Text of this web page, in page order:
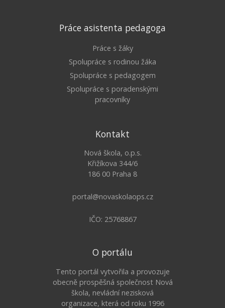
Práce asistenta pedagoga
Práce s žáky
Spolupráce s rodinou žáka
Spolupráce s pedagogem
Spolupráce s poradenskými
pracovníky
Kontakt
Nová škola, o.p.s.
Křižíkova 344/6
186 00 Praha 8
portal@novaskolaops.cz
IČO: 25768867
O portálu
Tento portál vytvořila a provozuje
obecně prospěšná společnost Nová
škola, nevládní nezisková
organizace, která od roku 1996